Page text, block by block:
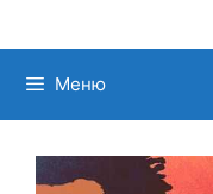
Меню